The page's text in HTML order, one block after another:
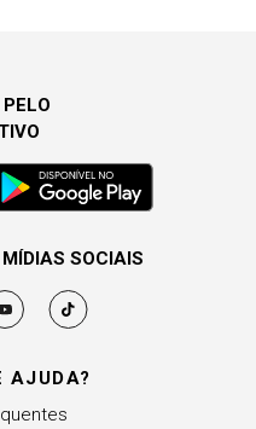
AJUDA?
SOCIAIS